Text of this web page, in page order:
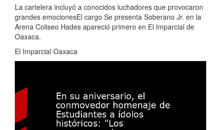
La cartelera incluyó a conocidos luchadores que provocaron
grandes emocionesEl cargo Se presenta Soberano Jr. en la
Arena Coliseo Hades apareció primero en El Imparcial de
Oaxaca.
El Imparcial Oaxaca